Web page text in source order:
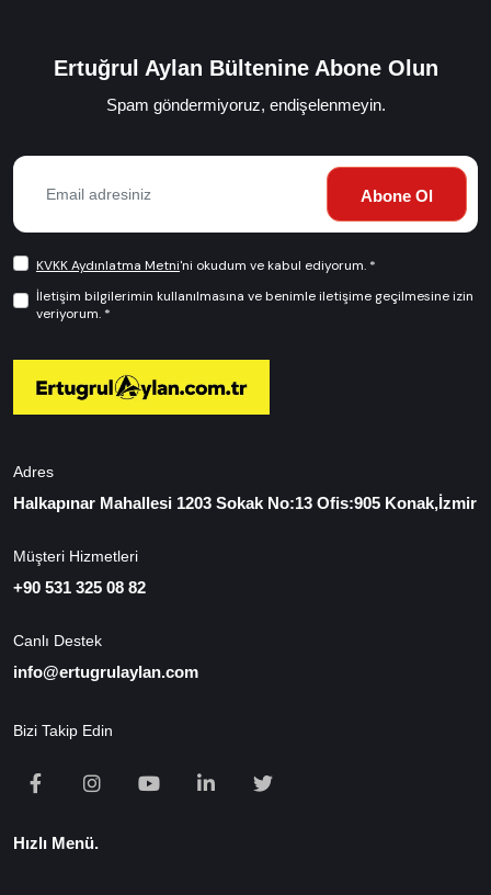
Ertuğrul Aylan Bültenine Abone Olun
Spam göndermiyoruz, endişelenmeyin.
Abone Ol
KVKK Aydınlatma Metni'ni okudum ve kabul ediyorum. *
İletişim bilgilerimin kullanılmasına ve benimle iletişime geçilmesine izin
veriyorum. *
Adres
Halkapınar Mahallesi 1203 Sokak No:13 Ofis:905 Konak,İzmir
Müşteri Hizmetleri
+90 531 325 08 82
Canlı Destek
info@ertugrulaylan.com
Bizi Takip Edin
Hızlı Menü.